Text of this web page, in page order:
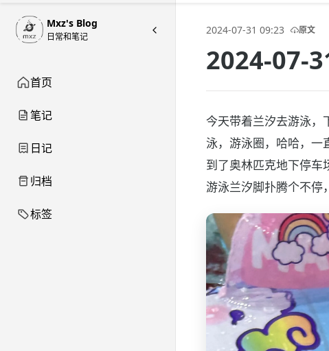
2024-07-31 09:23 原文
2024-07-
今天带着兰汐去游泳，
泳，游泳圈，哈哈，一
到了奥林匹克地下停车
游泳兰汐脚扑腾个不停
Mxz's Blog
日常和笔记
首页
笔记
日记
归档
标签